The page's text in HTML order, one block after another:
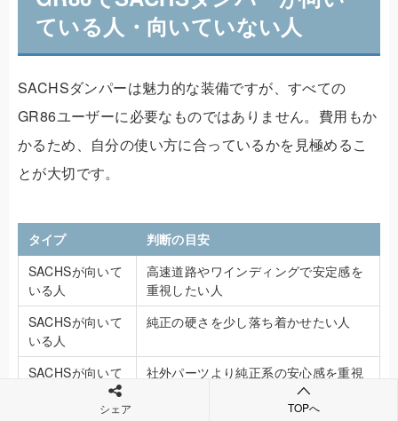
ている人・向いていない人
SACHSダンパーは魅力的な装備ですが、すべての
GR86ユーザーに必要なものではありません。費用もか
かるため、自分の使い方に合っているかを見極めるこ
とが大切です。
タイプ
判断の目安
SACHSが向いて
いる人
高速道路やワインディングで安定感を
重視したい人
SACHSが向いて
いる人
純正の硬さを少し落ち着かせたい人
SACHSが向いて
社外パーツより純正系の安心感を重視
シェア TOPへ